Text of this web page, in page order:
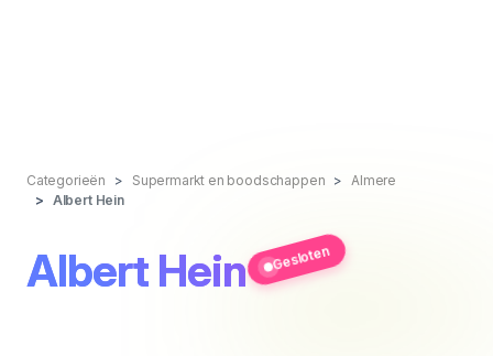
Categorieën Supermarkt en boodschappen
Almere
Albert Hein
Albert Hein Gesloten